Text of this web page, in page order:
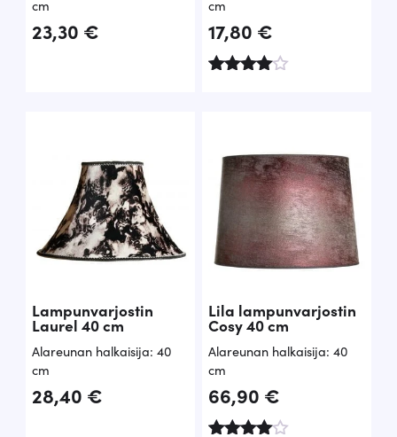
cm
23,30 €
cm
17,80 €
/ 5
Lampunvarjostin
Laurel 40 cm
Alareunan halkaisija: 40
cm
28,40 €
Lila lampunvarjostin
Cosy 40 cm
Alareunan halkaisija: 40
cm
66,90 €